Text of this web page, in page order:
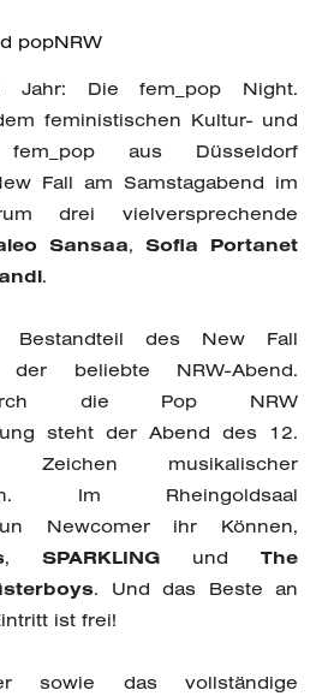
popNRW
Die fem_pop Night.
feministischen Kultur- und
fem_pop aus Düsseldorf
Fall am Samstagabend im
drei vielversprechende
Sansaa, Sofia Portanet
.
Bestandteil des New Fall
beliebte NRW-Abend.
die Pop NRW
steht der Abend des 12.
musikalischer
Im Rheingoldsaal
Newcomer ihr Können,
, SPARKLING und The
. Und das Beste an
ist frei!
sowie das vollständige